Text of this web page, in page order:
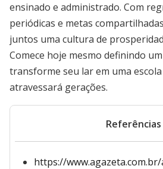
ensinado e administrado. Com
periódicas e metas
juntos uma cultura de
Comece hoje mesmo definindo
transforme seu lar em uma
atravessará gerações.
Referências
https://